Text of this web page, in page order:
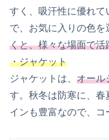
すく、吸汗性に優れ
で、お気に入りの色を
くと、様々な場面で活
・ジャケット
ジャケットは、 オール
す。秋冬は防寒に、
インも豊富なので、コ